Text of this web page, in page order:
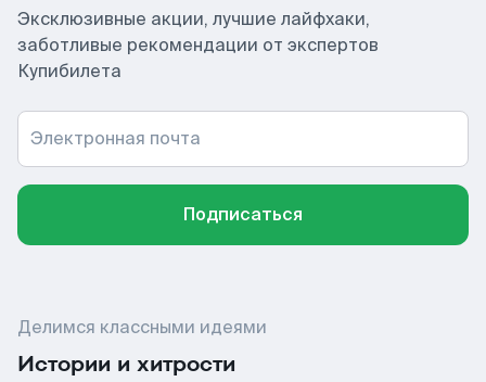
Эксклюзивные акции, лучшие лайфхаки,
заботливые рекомендации от экспертов
Купибилета
Электронная почта
Подписаться
Делимся классными идеями
Истории и хитрости